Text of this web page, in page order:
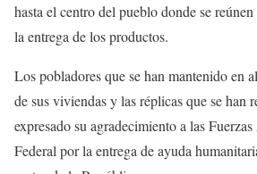
hasta el centro del pueblo donde se
la entrega de los productos.
Los pobladores que se han mantenido en
de sus viviendas y las réplicas que se han
expresado su agradecimiento a las
Federal por la entrega de ayuda